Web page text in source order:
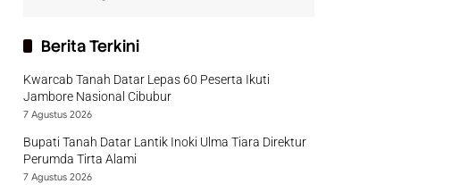
Berita Terkini
Kwarcab Tanah Datar Lepas 60 Peserta Ikuti
Jambore Nasional Cibubur
7 Agustus 2026
Bupati Tanah Datar Lantik Inoki Ulma Tiara Direktur
Perumda Tirta Alami
7 Agustus 2026